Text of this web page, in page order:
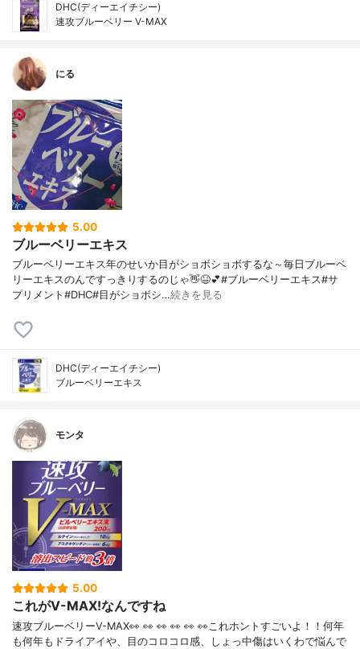
DHC(ディーエイチシー)
速攻ブルーベリー V-MAX
にる
5.00
ブルーベリーエキス
ブルーベリーエキス年のせいか目がショボショボするな～毎日ブルーベ
リーエキスのんですっきりするのじゃ👋😆💕#ブルーベリーエキス#サ
プリメント#DHC#目がショボシ…続きを見る
DHC(ディーエイチシー)
ブルーベリーエキス
モンタ
5.00
これがV-MAX!なんですね
速攻ブルーベリーV-MAX👀 👀 👀 👀 👀 👀これホントすごいよ！！何年
も何年もドライアイや、目のコロコロ感、しょっ中傷はいくわで悩んで